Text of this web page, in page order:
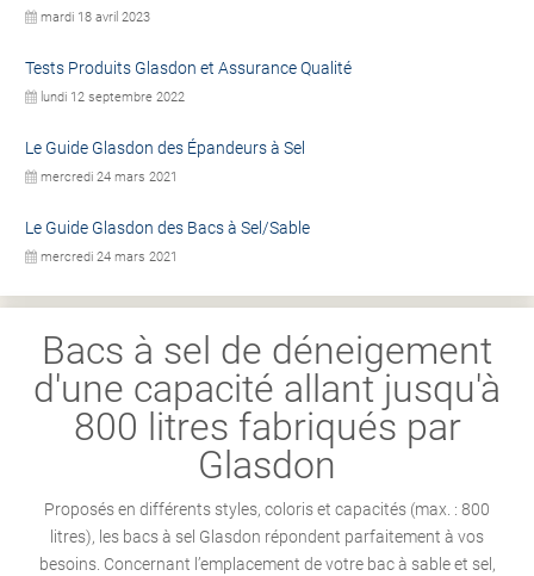
mardi 18 avril 2023
Tests Produits Glasdon et Assurance Qualité
lundi 12 septembre 2022
Le Guide Glasdon des Épandeurs à Sel
mercredi 24 mars 2021
Le Guide Glasdon des Bacs à Sel/Sable
mercredi 24 mars 2021
Bacs à sel de déneigement
d'une capacité allant jusqu'à
800 litres fabriqués par
Glasdon
Proposés en différents styles, coloris et capacités (max. : 800
litres), les bacs à sel Glasdon répondent parfaitement à vos
besoins. Concernant l’emplacement de votre bac à sable et sel,